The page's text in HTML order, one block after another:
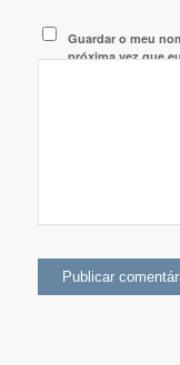
Guardar o meu
próxima vez que